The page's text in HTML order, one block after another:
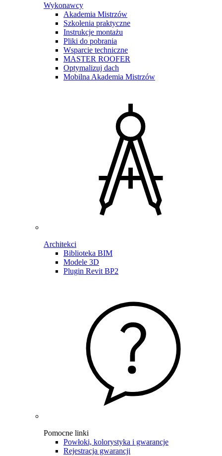
Wykonawcy
Akademia Mistrzów
Szkolenia praktyczne
Instrukcje montażu
Pliki do pobrania
Wsparcie techniczne
MASTER ROOFER
Optymalizuj dach
Mobilna Akademia Mistrzów
Architekci
Biblioteka BIM
Modele 3D
Plugin Revit BP2
Pomocne linki
Powłoki, kolorystyka i gwarancje
Rejestracja gwarancji